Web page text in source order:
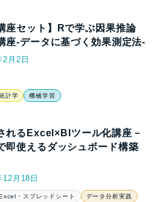
座セット】Rで学ぶ因果推論
座-データに基づく効果測定法-
2月2日
計学 機械学習
れるExcel×BIツール化講座－
即使えるダッシュボード構築
12月18日
・スプレッドシート データ分析実践